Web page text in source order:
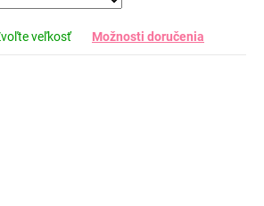
veľkosť Možnosti doručenia